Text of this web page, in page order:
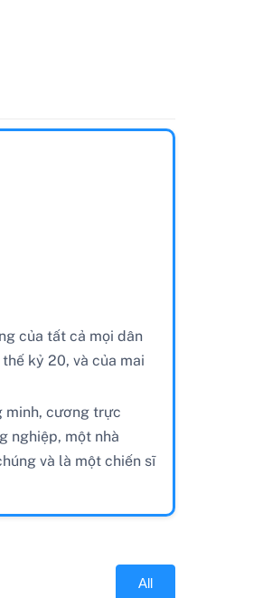
của tất cả mọi dân
kỷ 20, và của mai
minh, cương trực
nghiệp, một nhà
và là một chiến sĩ
All